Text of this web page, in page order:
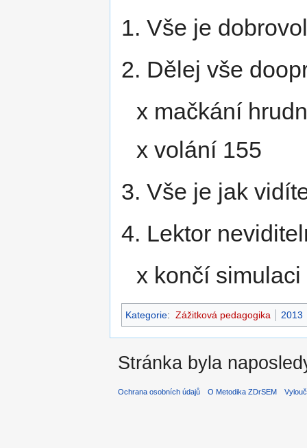
1. Vše je
2. Dělej vše
x mačkání
x volání 155
3. Vše je jak
4. Lektor
x končí simulaci
Kategorie: Zážitková pedagogika 2013
Stránka byla
Ochrana osobních údajů O Metodika ZDrSEM